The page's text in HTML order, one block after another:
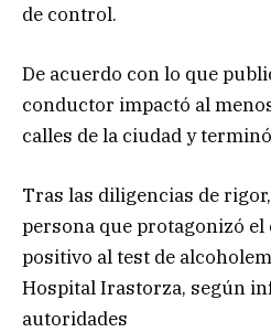
de control.
De acuerdo con lo que
conductor impactó al
calles de la ciudad y
Tras las diligencias de
persona que protagonizó el
positivo al test de
Hospital Irastorza, según
autoridades